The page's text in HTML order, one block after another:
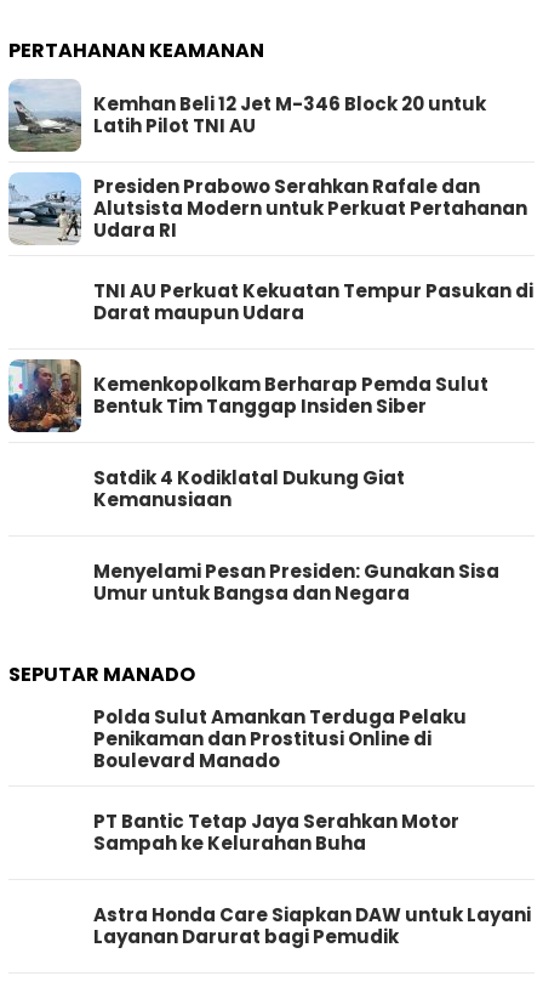
PERTAHANAN KEAMANAN
Kemhan Beli 12 Jet M-346 Block 20 untuk
Latih Pilot TNI AU
Presiden Prabowo Serahkan Rafale dan
Alutsista Modern untuk Perkuat Pertahanan
Udara RI
TNI AU Perkuat Kekuatan Tempur Pasukan di
Darat maupun Udara
Kemenkopolkam Berharap Pemda Sulut
Bentuk Tim Tanggap Insiden Siber
Satdik 4 Kodiklatal Dukung Giat
Kemanusiaan
Menyelami Pesan Presiden: Gunakan Sisa
Umur untuk Bangsa dan Negara
SEPUTAR MANADO
Polda Sulut Amankan Terduga Pelaku
Penikaman dan Prostitusi Online di
Boulevard Manado
PT Bantic Tetap Jaya Serahkan Motor
Sampah ke Kelurahan Buha
Astra Honda Care Siapkan DAW untuk Layani
Layanan Darurat bagi Pemudik